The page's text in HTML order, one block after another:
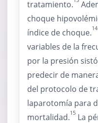
tratamiento.
choque
índice de choque.14
variables de la
por la presión
predecir de
del protocolo de
laparotomía para
mortalidad.15 La